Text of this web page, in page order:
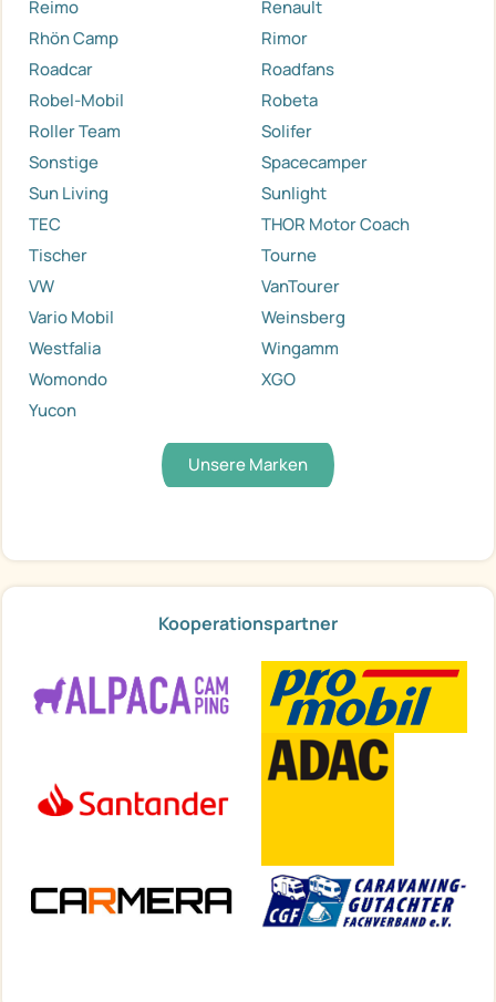
Reimo
Renault
Rhön Camp
Rimor
Roadcar
Roadfans
Robel-Mobil
Robeta
Roller Team
Solifer
Sonstige
Spacecamper
Sun Living
Sunlight
TEC
THOR Motor Coach
Tischer
Tourne
VW
VanTourer
Vario Mobil
Weinsberg
Westfalia
Wingamm
Womondo
XGO
Yucon
Unsere Marken
Kooperationspartner